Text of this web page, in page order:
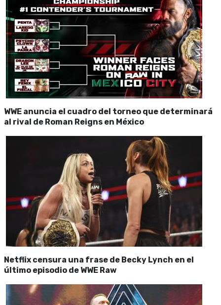
WWE anuncia el cuadro del torneo que determinará
al rival de Roman Reigns en México
Netflix censura una frase de Becky Lynch en el
último episodio de WWE Raw